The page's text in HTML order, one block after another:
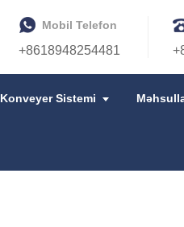
Mobil Telefon
+8618948254481
Konveyer Sistemi